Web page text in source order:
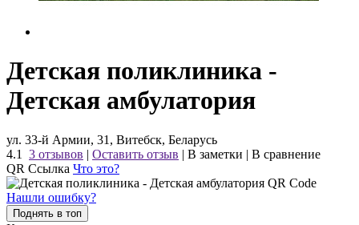
Детская поликлиника -
Детская амбулатория
ул. 33-й Армии, 31, Витебск, Беларусь
4.1
3 отзывов | Оставить отзыв | В заметки | В сравнение
QR Ссылка Что это?
Нашли ошибку?
Поднять в топ